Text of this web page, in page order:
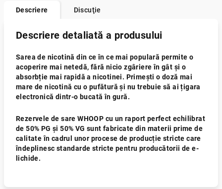
Descriere Discuţie
Descriere detaliată a produsului
Sarea de nicotină din ce în ce mai populară permite o
acoperire mai netedă, fără nicio zgâriere în gât și o
absorbție mai rapidă a nicotinei. Primești o doză mai
mare de nicotină cu o pufătură și nu trebuie să ai țigara
electronică dintr-o bucată în gură.
Rezervele de sare WHOOP cu un raport perfect echilibrat
de 50% PG și 50% VG sunt fabricate din materii prime de
calitate în cadrul unor procese de producție stricte care
îndeplinesc standarde stricte pentru producătorii de e-
lichide.